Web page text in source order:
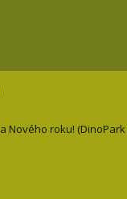
Nového roku! (DinoPark